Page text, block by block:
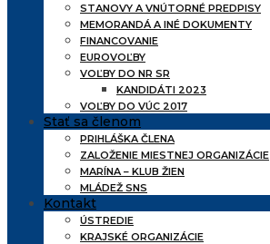
STANOVY A VNÚTORNÉ PREDPISY
MEMORANDÁ A INÉ DOKUMENTY
FINANCOVANIE
EUROVOĽBY
VOĽBY DO NR SR
KANDIDÁTI 2023
VOĽBY DO VÚC 2017
Stať sa členom
PRIHLÁŠKA ČLENA
ZALOŽENIE MIESTNEJ ORGANIZÁCIE
MARÍNA – KLUB ŽIEN
MLÁDEŽ SNS
Kontakt
ÚSTREDIE
KRAJSKÉ ORGANIZÁCIE